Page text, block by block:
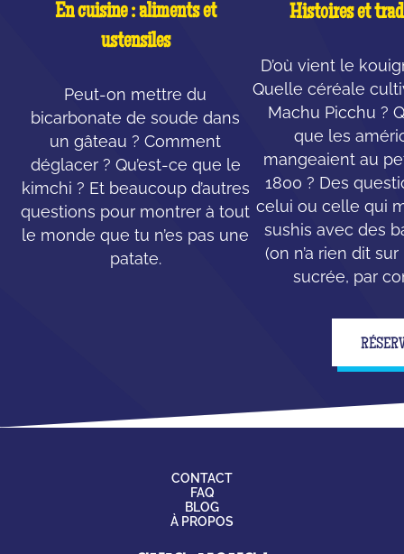
En cuisine : aliments et
ustensiles
Peut-on mettre du
bicarbonate de soude dans
un gâteau ? Comment
déglacer ? Qu’est-ce que le
kimchi ? Et beaucoup d’autres
questions pour montrer à tout
le monde que tu n’es pas une
patate.
Histoires et
D’où vient le
Quelle céréale
Machu Picchu ?
que les
mangeaient au
1800 ? Des
celui ou celle qui
sushis avec des
(on n’a rien dit
sucrée, par
CONTACT
FAQ
BLOG
À PROPOS